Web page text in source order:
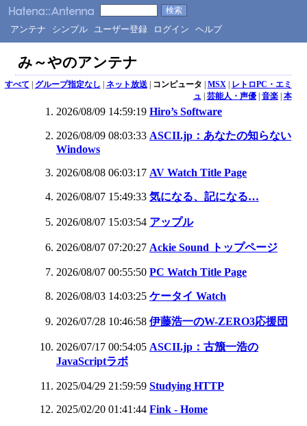
アンテナ シンプル ユーザー登録 ログイン ヘルプ
み～やのアンテナ
すべて | グループ指定なし | ネット放送| コンピュータ | MSX| レトロPC・エミ
ュ | 芸能人・声優| 音楽| 本
2026/08/09 14:59:19 Hiro’s Software
2026/08/09 08:03:33 ASCII.jp：あなたの知らない
Windows
2026/08/08 06:03:17 AV Watch Title Page
2026/08/07 15:49:33 気になる、記になる…
2026/08/07 15:03:54 アップル
2026/08/07 07:20:27 Ackie Sound トップページ
2026/08/07 00:55:50 PC Watch Title Page
2026/08/03 14:03:25 ケータイ Watch
2026/07/28 10:46:58 伊藤浩一のW-ZERO3応援団
2026/07/17 00:54:05 ASCII.jp：古籏一浩の
JavaScriptラボ
2025/04/29 21:59:59 Studying HTTP
2025/02/20 01:41:44 Fink - Home